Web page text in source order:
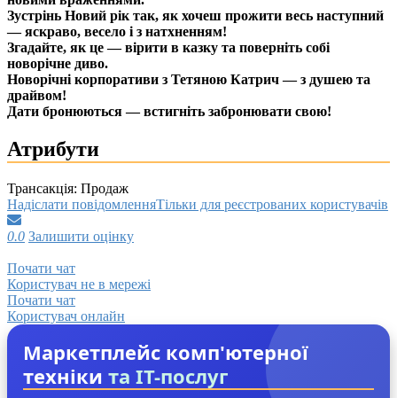
Зустрінь Новий рік так, як хочеш прожити весь наступний
— яскраво, весело і з натхненням!
Згадайте, як це — вірити в казку та поверніть собі
новорічне диво.
Новорічні корпоративи з Тетяною Катрич — з душею та
драйвом!
Дати бронюються — встигніть забронювати свою!
Атрибути
Трансакція: Продаж
Надіслати повідомленняТільки для реєстрованих користувачів
0.0 Залишити оцінку
Почати чат
Користувач не в мережі
Почати чат
Користувач онлайн
Маркетплейс комп'ютерної
техніки та IT-послуг